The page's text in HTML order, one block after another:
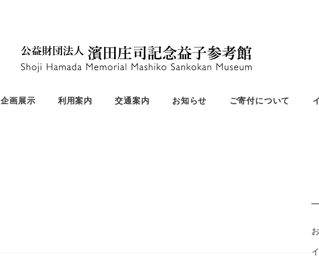
企画展示 利用案内 交通案内 お知らせ ご寄付について